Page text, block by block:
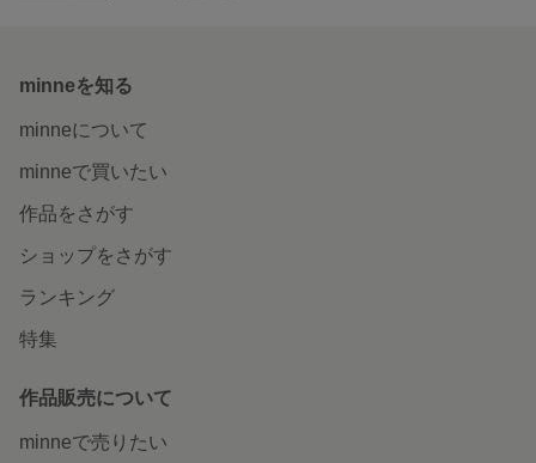
minneを知る
minneについて
minneで買いたい
作品をさがす
ショップをさがす
ランキング
特集
作品販売について
minneで売りたい